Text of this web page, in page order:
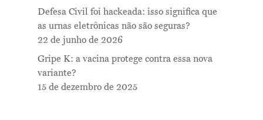
Defesa Civil foi hackeada: isso significa que
as urnas eletrônicas não são seguras?
22 de junho de 2026
Gripe K: a vacina protege contra essa nova
variante?
15 de dezembro de 2025